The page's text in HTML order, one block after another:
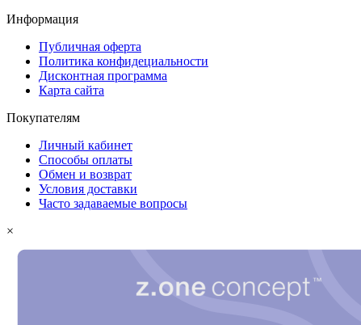
Информация
Публичная оферта
Политика конфидециальности
Дисконтная программа
Карта сайта
Покупателям
Личный кабинет
Способы оплаты
Обмен и возврат
Условия доставки
Часто задаваемые вопросы
×